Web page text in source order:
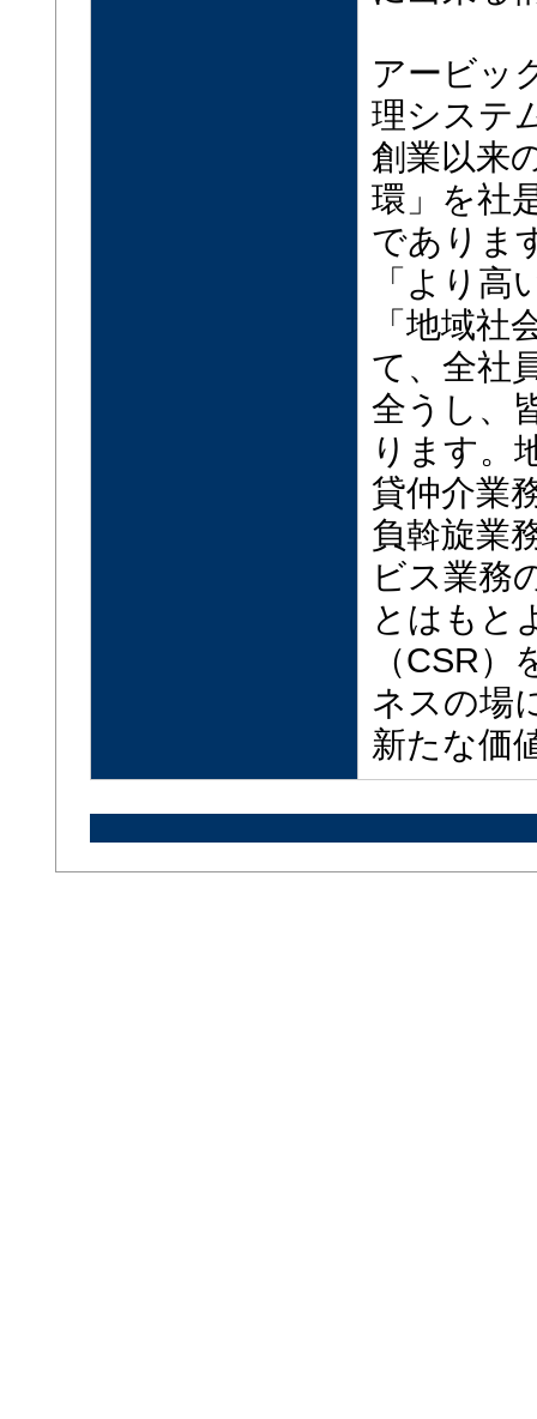
アービッ
理システ
創業以来
環」を社
でありま
「より
「地域
て、全社
全うし、
ります。
貸仲介業
負斡旋業
ビス業務
とはもと
（CSR
ネスの場
新たな価